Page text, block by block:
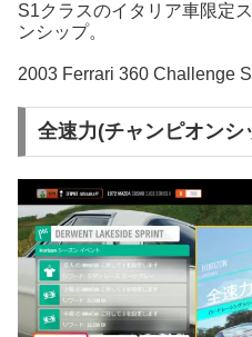
S1クラスのイタリア車限定
ンシップ。
2003 Ferrari 360 Challenge
全速力(チャンピオンシ